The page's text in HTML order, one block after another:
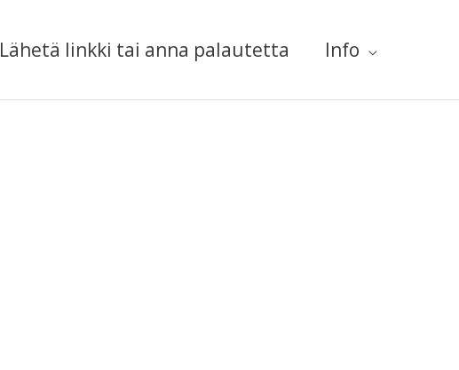
Lähetä linkki tai anna palautetta Info